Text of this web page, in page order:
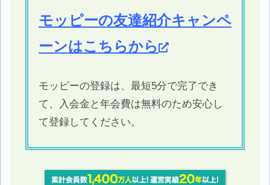
モッピーの友達紹介キャンペ
ーンはこちらから
モッピーの登録は、最短5分で完了でき
て、入会金と年会費は無料のため安心し
て登録してください。